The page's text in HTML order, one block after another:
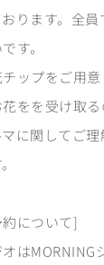
ります。全
す。
ップをご用
をを受け取
に関してご
約について]
はMORNING